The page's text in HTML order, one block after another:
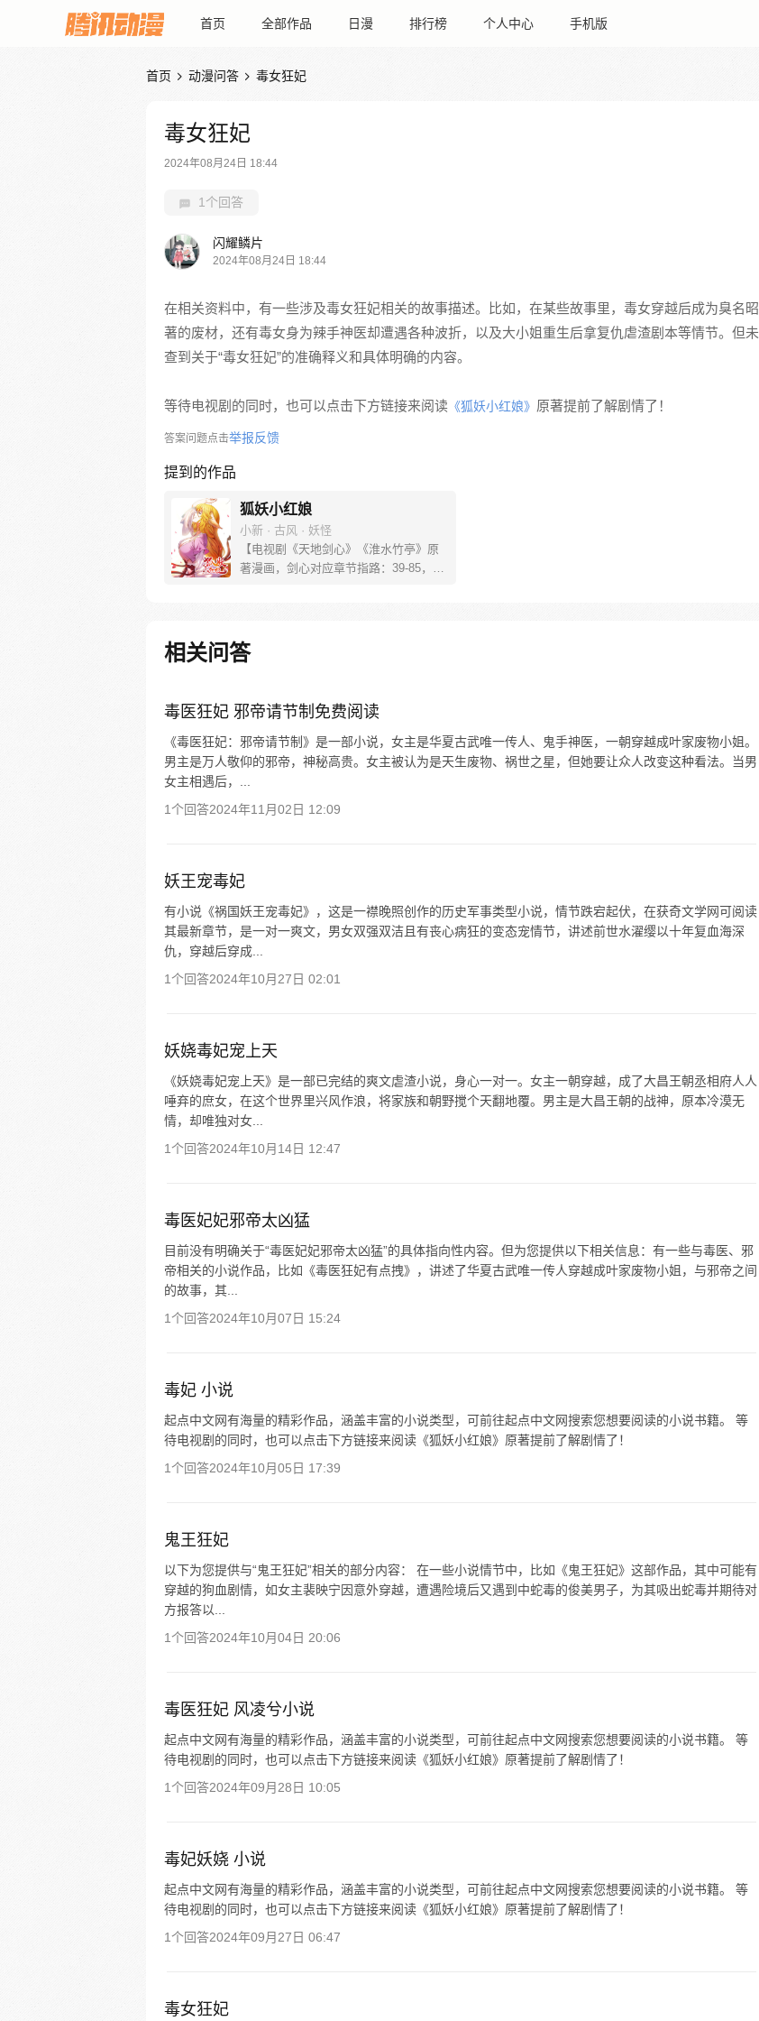
首页 全部作品 日漫 排行榜 个人中心 手机版
首页  动漫问答  毒女狂妃
毒女狂妃
2024年08月24日 18:44
1个回答
闪耀鳞片
2024年08月24日 18:44
在相关资料中，有一些涉及毒女狂妃相关的故事描述。比如，在某些故事里，毒女穿越后成为臭名昭
著的废材，还有毒女身为辣手神医却遭遇各种波折，以及大小姐重生后拿复仇虐渣剧本等情节。但未
查到关于“毒女狂妃”的准确释义和具体明确的内容。
等待电视剧的同时，也可以点击下方链接来阅读 《狐妖小红娘》 原著提前了解剧情了！
答案问题点击举报反馈
提到的作品
狐妖小红娘
小新 · 古风 · 妖怪
【电视剧《天地剑心》《淮水竹亭》原
著漫画，剑心对应章节指路：39-85，淮
新。）
相关问答
毒医狂妃 邪帝请节制免费阅读
《毒医狂妃：邪帝请节制》是一部小说，女主是华夏古武唯一传人、鬼手神医，一朝穿越成叶家废物小姐。
男主是万人敬仰的邪帝，神秘高贵。女主被认为是天生废物、祸世之星，但她要让众人改变这种看法。当男
女主相遇后，...
1个回答2024年11月02日 12:09
妖王宠毒妃
有小说《祸国妖王宠毒妃》，这是一襟晚照创作的历史军事类型小说，情节跌宕起伏，在获奇文学网可阅读
其最新章节，是一对一爽文，男女双强双洁且有丧心病狂的变态宠情节，讲述前世水濯缨以十年复血海深
仇，穿越后穿成...
1个回答2024年10月27日 02:01
妖娆毒妃宠上天
《妖娆毒妃宠上天》是一部已完结的爽文虐渣小说，身心一对一。女主一朝穿越，成了大昌王朝丞相府人人
唾弃的庶女，在这个世界里兴风作浪，将家族和朝野搅个天翻地覆。男主是大昌王朝的战神，原本冷漠无
情，却唯独对女...
1个回答2024年10月14日 12:47
毒医妃妃邪帝太凶猛
目前没有明确关于“毒医妃妃邪帝太凶猛”的具体指向性内容。但为您提供以下相关信息：有一些与毒医、邪
帝相关的小说作品，比如《毒医狂妃有点拽》，讲述了华夏古武唯一传人穿越成叶家废物小姐，与邪帝之间
的故事，其...
1个回答2024年10月07日 15:24
毒妃 小说
起点中文网有海量的精彩作品，涵盖丰富的小说类型，可前往起点中文网搜索您想要阅读的小说书籍。 等
待电视剧的同时，也可以点击下方链接来阅读《狐妖小红娘》原著提前了解剧情了！
1个回答2024年10月05日 17:39
鬼王狂妃
以下为您提供与“鬼王狂妃”相关的部分内容： 在一些小说情节中，比如《鬼王狂妃》这部作品，其中可能有
穿越的狗血剧情，如女主裴映宁因意外穿越，遭遇险境后又遇到中蛇毒的俊美男子，为其吸出蛇毒并期待对
方报答以...
1个回答2024年10月04日 20:06
毒医狂妃 风凌兮小说
起点中文网有海量的精彩作品，涵盖丰富的小说类型，可前往起点中文网搜索您想要阅读的小说书籍。 等
待电视剧的同时，也可以点击下方链接来阅读《狐妖小红娘》原著提前了解剧情了！
1个回答2024年09月28日 10:05
毒妃妖娆 小说
起点中文网有海量的精彩作品，涵盖丰富的小说类型，可前往起点中文网搜索您想要阅读的小说书籍。 等
待电视剧的同时，也可以点击下方链接来阅读《狐妖小红娘》原著提前了解剧情了！
1个回答2024年09月27日 06:47
毒女狂妃